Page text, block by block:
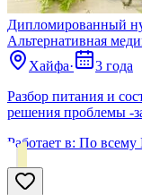
Дипломированный
Альтернативная
Хайфа·
3 года
Разбор питания и
решения проблемы -
Работает в: По всему